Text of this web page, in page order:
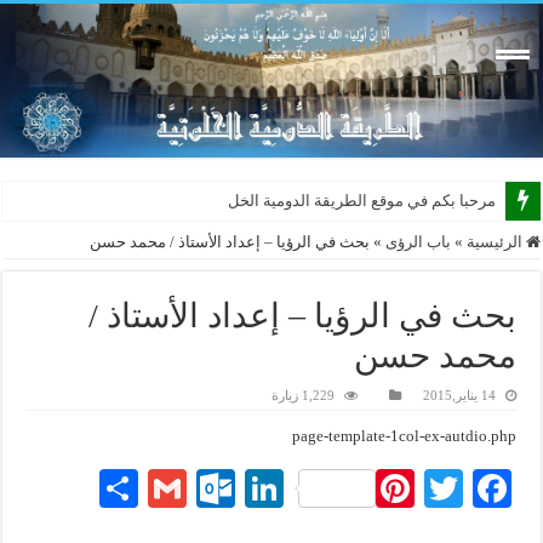
مرحبا بكم في موقع الطريقة الدومية الخلوتية ب
الرئيسية » باب الرؤى » بحث في الرؤيا – إعداد الأستاذ / محمد حسن
بحث في الرؤيا – إعداد الأستاذ /
محمد حسن
14 يناير,2015 1,229 زيارة
page-template-1col-ex-autdio.php
Fa
T
Li
O
G